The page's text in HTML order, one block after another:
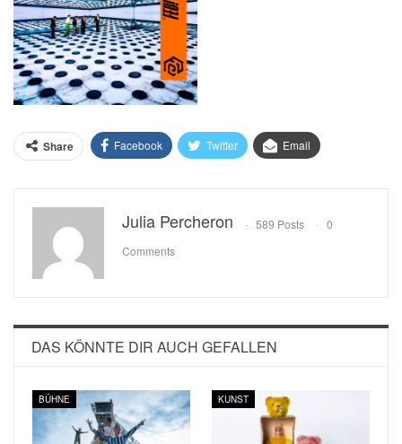
Share Facebook Twitter Email
Julia Percheron 589 Posts
0
Comments
DAS KÖNNTE DIR AUCH GEFALLEN
BÜHNE KUNST